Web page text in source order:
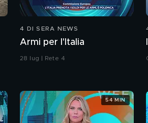
4 DI SERA NEWS
Armi per l'Italia
28 lug | Rete 4
54 MIN